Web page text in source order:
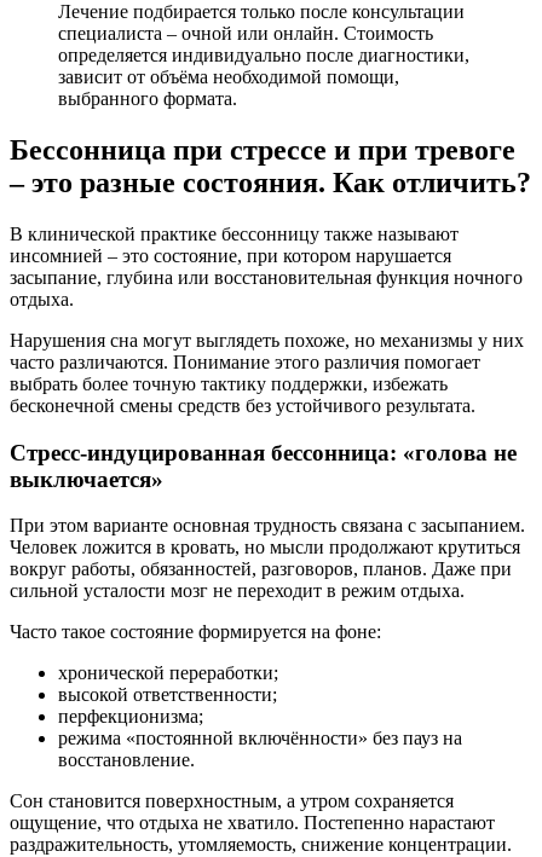
Лечение подбирается только после консультации
специалиста – очной или онлайн. Стоимость
определяется индивидуально после диагностики,
зависит от объёма необходимой помощи,
выбранного формата.
Бессонница при стрессе и при тревоге
– это разные состояния. Как отличить?
В клинической практике бессонницу также называют
инсомнией – это состояние, при котором нарушается
засыпание, глубина или восстановительная функция ночного
отдыха.
Нарушения сна могут выглядеть похоже, но механизмы у них
часто различаются. Понимание этого различия помогает
выбрать более точную тактику поддержки, избежать
бесконечной смены средств без устойчивого результата.
Стресс-индуцированная бессонница: «голова не
выключается»
При этом варианте основная трудность связана с засыпанием.
Человек ложится в кровать, но мысли продолжают крутиться
вокруг работы, обязанностей, разговоров, планов. Даже при
сильной усталости мозг не переходит в режим отдыха.
Часто такое состояние формируется на фоне:
хронической переработки;
высокой ответственности;
перфекционизма;
режима «постоянной включённости» без пауз на
восстановление.
Сон становится поверхностным, а утром сохраняется
ощущение, что отдыха не хватило. Постепенно нарастают
раздражительность, утомляемость, снижение концентрации.